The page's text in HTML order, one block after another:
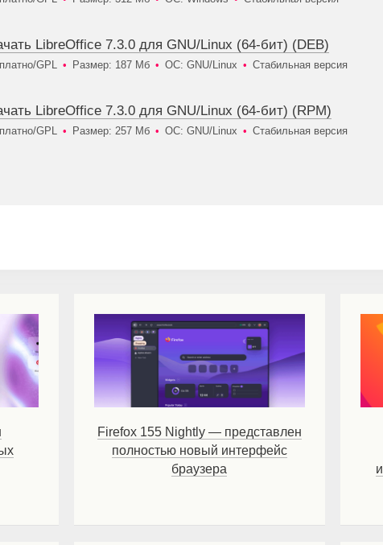
LibreOffice 7.3.0 для GNU/Linux (64-бит) (DEB)
GPL • Размер: 187 Мб • ОС: GNU/Linux • Стабильная версия
LibreOffice 7.3.0 для GNU/Linux (64-бит) (RPM)
GPL • Размер: 257 Мб • ОС: GNU/Linux • Стабильная версия
Firefox 155 Nightly — представлен
полностью новый интерфейс
браузера